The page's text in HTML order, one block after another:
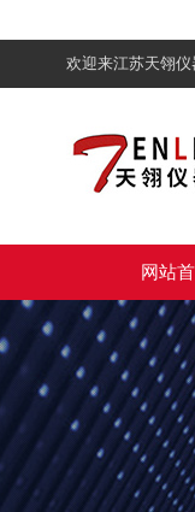
欢迎来江苏天翎
网站